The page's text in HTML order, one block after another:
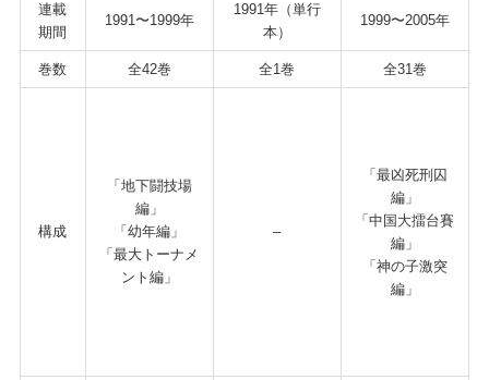
連載
期間
1991〜1999年
1991年（単行
本）
1999〜2005年
巻数 全42巻 全1巻 全31巻
構成
「地下闘技場
編」
「幼年編」
「最大トーナメ
ント編」
–
「最凶死刑囚
編」
「中国大擂台賽
編」
「神の子激突
編」